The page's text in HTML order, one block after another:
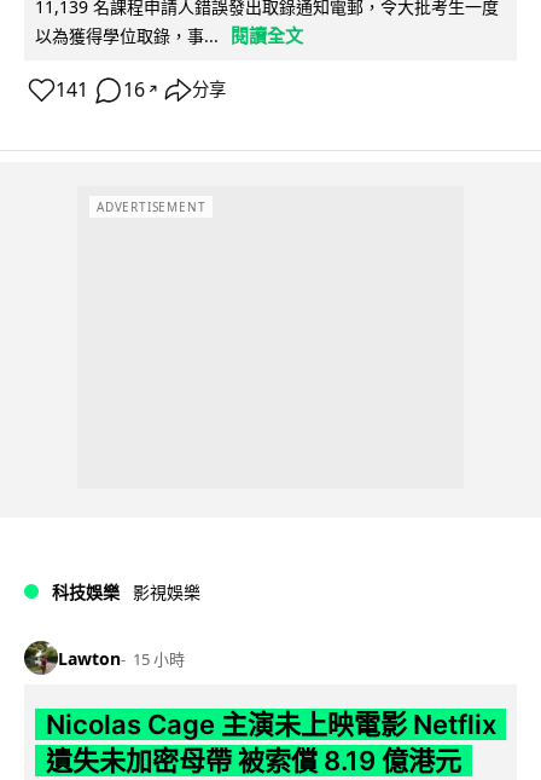
11,139 名課程申請人錯誤發出取錄通知電郵，令大批考生一度
以為獲得學位取錄，事...
閱讀全文
141 16 ↗ 分享
ADVERTISEMENT
科技娛樂 影視娛樂
Lawton 15 小時
Nicolas Cage 主演未上映電影 Netflix
遺失未加密母帶 被索償 8.19 億港元